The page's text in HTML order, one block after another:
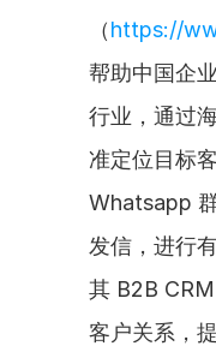
（https://
帮助中国企
行业，通过
准定位目标
Whatsapp
发信，进行
其 B2B
客户关系，